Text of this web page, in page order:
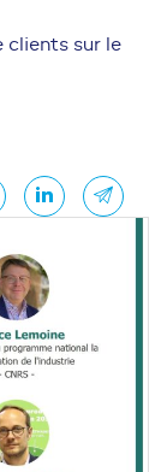
clients sur le